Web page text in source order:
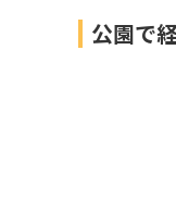
公園で